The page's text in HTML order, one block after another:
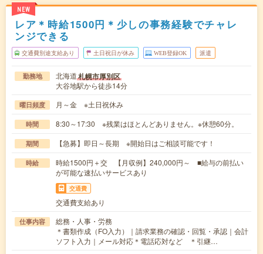
NEW
レア＊時給1500円＊少しの事務経験でチャレ
ンジできる
交通費別途支給あり 土日祝日が休み WEB登録OK 派遣
勤務地 北海道札幌市厚別区
大谷地駅から徒歩14分
曜日頻度 月～金 ※土日祝休み
時間 8:30～17:30 ※残業はほとんどありません。※休憩60分。
期間 【急募】即日～長期 ※開始日はご相談可能です！
時給
時給1500円＋交 【月収例】240,000円～ ■給与の前払い
が可能な速払いサービスあり
交通費
交通費支給あり
仕事内容
総務・人事・労務
＊書類作成（FO入力）｜請求業務の確認・回覧・承認｜会計
ソフト入力｜メール対応＊電話応対など ＊引継…